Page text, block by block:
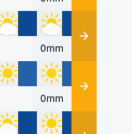
0mm Détails
0mm Détails